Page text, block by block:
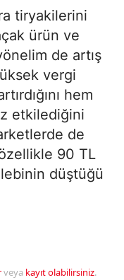
tiryakilerini
ürün ve
de artış
vergi
hem
etkilediğini
de
özellikle 90 TL
düştüğü
veya kayıt olabilirsiniz.